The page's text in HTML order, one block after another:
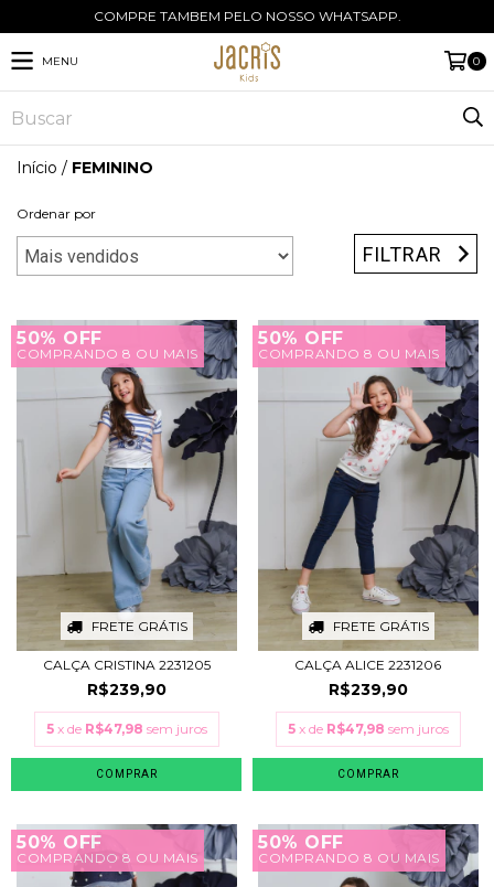
COMPRE TAMBEM PELO NOSSO WHATSAPP.
MENU 0
Início / FEMININO
Ordenar por
FILTRAR
50% OFF
COMPRANDO 8 OU MAIS
FRETE GRÁTIS
CALÇA CRISTINA 2231205
R$239,90
5 x de R$47,98 sem juros
COMPRAR
50% OFF
COMPRANDO 8 OU MAIS
FRETE GRÁTIS
CALÇA ALICE 2231206
R$239,90
5 x de R$47,98 sem juros
COMPRAR
50% OFF
COMPRANDO 8 OU MAIS
50% OFF
COMPRANDO 8 OU MAIS